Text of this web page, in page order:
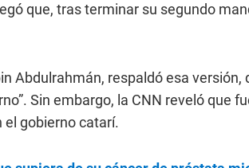
que, tras terminar su segundo
Abdulrahmán, respaldó esa versión,
Sin embargo, la CNN reveló que
el gobierno catarí.